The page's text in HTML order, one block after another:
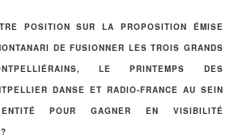
POSITION SUR LA PROPOSITION ÉMISE
DE FUSIONNER LES TROIS GRANDS
LE PRINTEMPS DES
DANSE ET RADIO-FRANCE AU SEIN
POUR GAGNER EN VISIBILITÉ